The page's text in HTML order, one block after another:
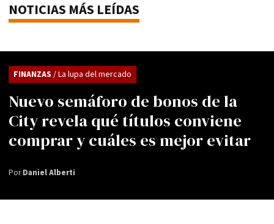
NOTICIAS MÁS LEÍDAS
Nuevo semáforo de bonos de la
City revela qué títulos conviene
comprar y cuáles es mejor evitar
FINANZAS / La lupa del mercado
PorDaniel Alberti